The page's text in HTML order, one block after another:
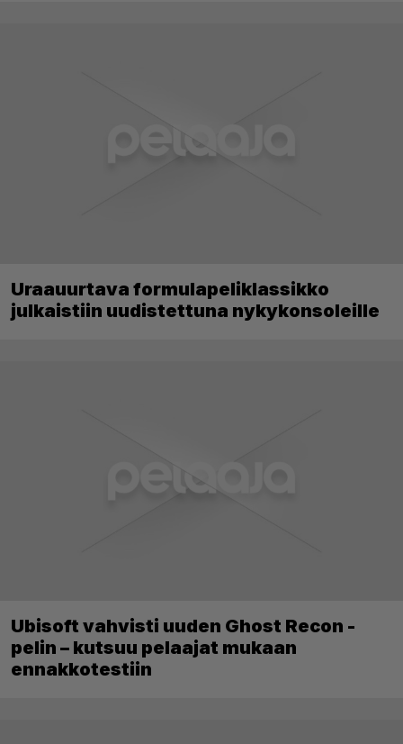
Uraauurtava formulapeliklassikko
julkaistiin uudistettuna nykykonsoleille
Ubisoft vahvisti uuden Ghost Recon -
pelin – kutsuu pelaajat mukaan
ennakkotestiin